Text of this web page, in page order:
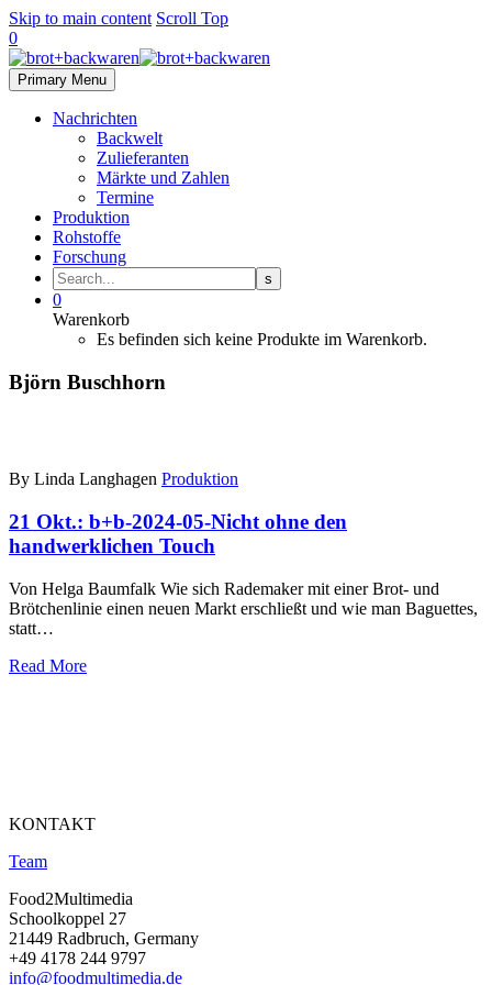
Skip to main content Scroll Top
0
Primary Menu
Nachrichten
Backwelt
Zulieferanten
Märkte und Zahlen
Termine
Produktion
Rohstoffe
Forschung
0
Warenkorb
Es befinden sich keine Produkte im Warenkorb.
Björn Buschhorn
By Linda Langhagen Produktion
21 Okt.: b+b-2024-05-Nicht ohne den
handwerklichen Touch
Von Helga Baumfalk Wie sich Rademaker mit einer Brot- und
Brötchenlinie einen neuen Markt erschließt und wie man Baguettes,
statt…
Read More
KONTAKT
Team
Food2Multimedia
Schoolkoppel 27
21449 Radbruch, Germany
+49 4178 244 9797
info@foodmultimedia.de